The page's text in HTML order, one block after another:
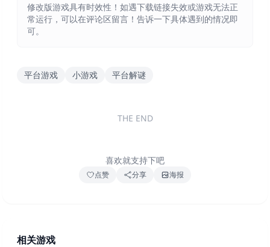
修改版游戏具有时效性！如遇下载链接失效或游戏无法正
常运行，可以在评论区留言！告诉一下具体遇到的情况即
可。
平台游戏 小游戏 平台解谜
THE END
喜欢就支持下吧
点赞 分享 海报
相关游戏